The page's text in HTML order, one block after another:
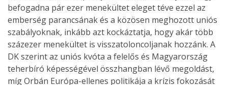
befogadna pár ezer menekültet eleget téve ezzel az
emberség parancsának és a közösen meghozott uniós
szabályoknak, inkább azt kockáztatja, hogy akár több
százezer menekültet is visszatoloncoljanak hozzánk. A
DK szerint az uniós kvóta a felelős és Magyarország
teherbíró képességével összhangban lévő megoldást,
míg Orbán Európa-ellenes politikája a krízis fokozását